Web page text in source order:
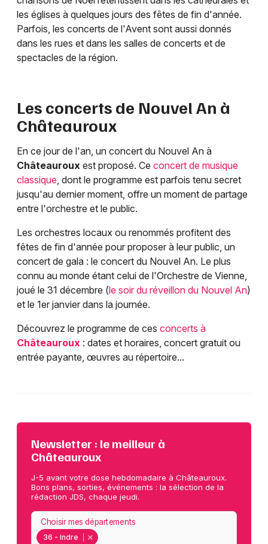
les églises à quelques jours des fêtes de fin d'année.
Parfois, les concerts de l'Avent sont aussi donnés
dans les rues et dans les salles de concerts et de
spectacles de la région.
Les concerts de Nouvel An à
Châteauroux
En ce jour de l'an, un concert du Nouvel An à
Châteauroux est proposé. Ce concert de musique
classique, dont le programme est parfois tenu secret
jusqu'au dernier moment, offre un moment de partage
entre l'orchestre et le public.
Les orchestres locaux ou renommés profitent des
fêtes de fin d'année pour proposer à leur public, un
concert de gala : le concert du Nouvel An. Le plus
connu au monde étant celui de l'Orchestre de Vienne,
joué le 31 décembre (le soir du réveillon du Nouvel An)
et le 1er janvier dans la journée.
Découvrez le programme de ces concerts à
Châteauroux : dates et horaires, concert gratuit ou
entrée payante, œuvres au répertoire...
Newsletter : le meilleur à
Châteauroux
J-5 avant votre dose hebdomadaire à Châteauroux.
Bons plans, sorties, événements : la sélection de la
rédaction JDS, chaque jeudi.
36 - Indre
Choisir mes départements